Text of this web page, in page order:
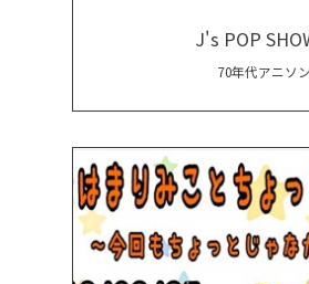
J's POP
70年代アニソ